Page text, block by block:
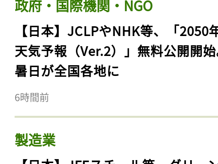
政府・国際機関・NGO
【日本】JCLPやNHK等、「2050
天気予報（Ver.2）」無料公開開
暑日が全国各地に
6時間前
製造業